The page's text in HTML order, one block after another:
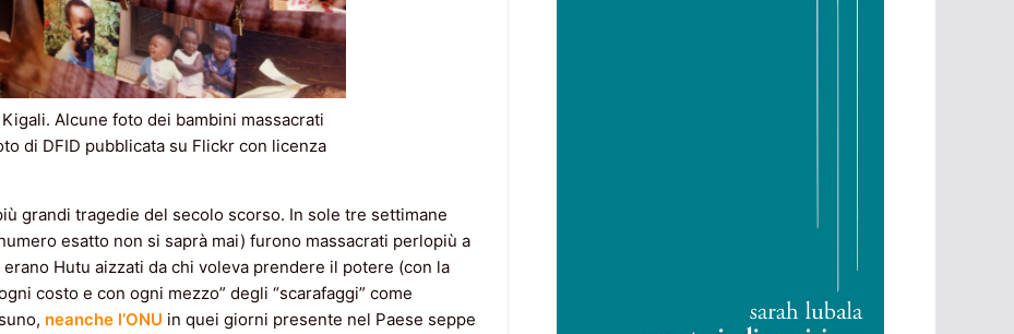
Alcune foto dei bambini massacrati
di DFID pubblicata su Flickr con licenza
grandi tragedie del secolo scorso. In sole tre settimane
esatto non si saprà mai) furono massacrati perlopiù a
Hutu aizzati da chi voleva prendere il potere (con la
costo e con ogni mezzo” degli “scarafaggi” come
neanche l’ONU in quei giorni presente nel Paese seppe